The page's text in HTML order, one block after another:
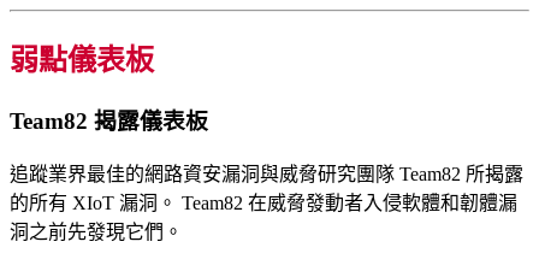
弱點儀表板
Team82 揭露儀表板
追蹤業界最佳的網路資安漏洞與威脅研究團隊 Team82 所揭露
的所有 XIoT 漏洞。 Team82 在威脅發動者入侵軟體和韌體漏
洞之前先發現它們。